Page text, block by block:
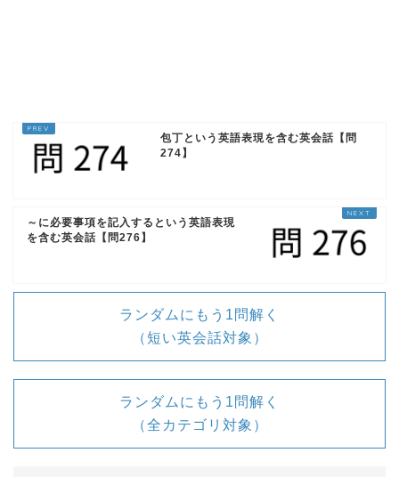
包丁という英語表現を含む英会話【問
274】
～に必要事項を記入するという英語表現
を含む英会話【問276】
ランダムにもう1問解く
（短い英会話対象）
ランダムにもう1問解く
（全カテゴリ対象）